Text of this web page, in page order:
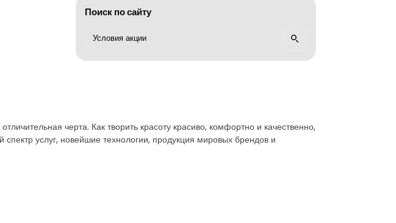
Поиск по сайту
черта. Как творить красоту красиво, комфортно и качественно,
услуг, новейшие технологии, продукция мировых брендов и